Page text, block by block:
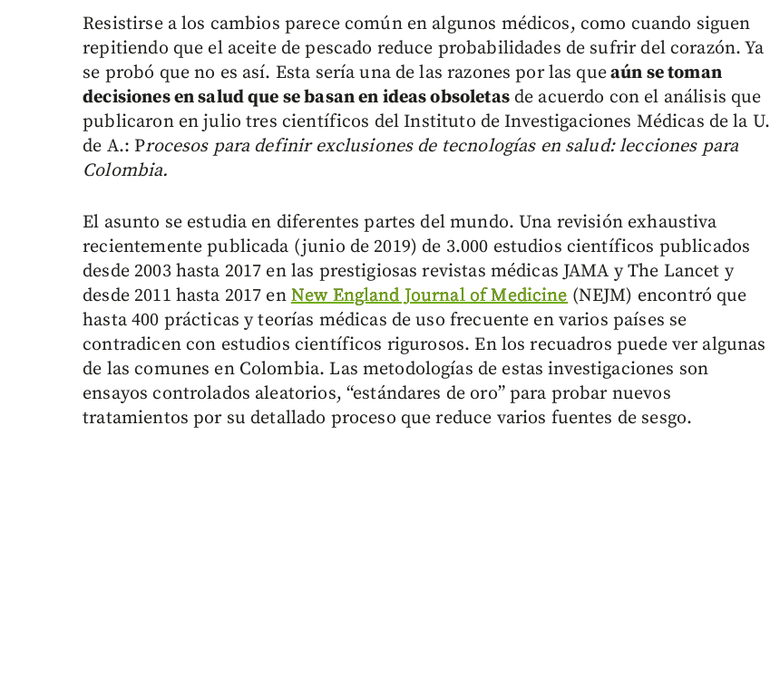
Resistirse a los cambios parece común en algunos médicos, como cuando siguen
repitiendo que el aceite de pescado reduce probabilidades de sufrir del corazón. Ya
se probó que no es así. Esta sería una de las razones por las queaún se toman
decisiones en salud que se basan en ideas obsoletasde acuerdo con el análisis que
publicaron en julio tres científicos del Instituto de Investigaciones Médicas de la U.
de A.: Procesos para definir exclusiones de tecnologías en salud: lecciones para
Colombia.
El asunto se estudia en diferentes partes del mundo. Una revisión exhaustiva
recientemente publicada (junio de 2019) de 3.000 estudios científicos publicados
desde 2003 hasta 2017 en las prestigiosas revistas médicas JAMA y The Lancet y
desde 2011 hasta 2017 enNew England Journal of Medicine(NEJM) encontró que
hasta 400 prácticas y teorías médicas de uso frecuente en varios países se
contradicen con estudios científicos rigurosos. En los recuadros puede ver algunas
de las comunes en Colombia. Las metodologías de estas investigaciones son
ensayos controlados aleatorios, “estándares de oro” para probar nuevos
tratamientos por su detallado proceso que reduce varios fuentes de sesgo.